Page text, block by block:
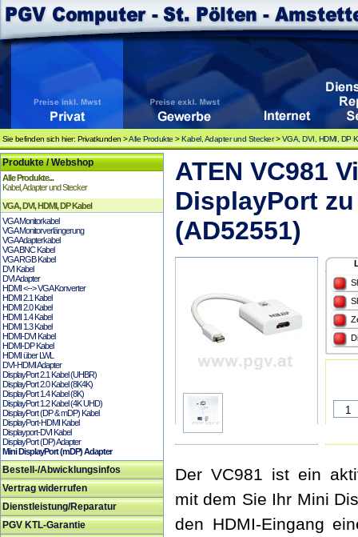
Sie befinden sich hier: Privatkunden >Alle Produkte >Kabel, Adapter und Stecker>VGA, DVI, HDMI, DP
Produkte / Webshop
Alle Produkte...
Kabel, Adapter und Stecker
VGA, DVI, HDMI, DP Kabel
VGA Monitorkabel
VGA Monitorverlängerung
VGA Adapterkabel
VGA BNC Kabel
VGA RGB Kabel
DVI Kabel
DVI Adapter
HDMI <--> VGA Konverter
HDMI 2.1 Kabel
HDMI 2.0 Kabel
HDMI 1.4 Kabel
HDMI 1.3 Kabel
HDMI-DVI Kabel
HDMI-DP Kabel
HDMI über LWL
DVI-HDMI Adapter
DisplayPort 2.1 Kabel (UHBR)
DisplayPort 2.0 Kabel (8K4K)
DisplayPort 1.4 Kabel (8K)
DisplayPort 1.2 Kabel (4K UHD)
DisplayPort (DP & mDP) Kabel
DisplayPort-HDMI Kabel
Displayport-DVI Kabel
DisplayPort (DP) Adapter
Mini DisplayPort (mDP) Adapter
Bestell-/Abwicklungsinfos
Vertrag widerrufen
Dienstleistung/Reparatur
PGV KTL-Garantie
ATEN VC981
DisplayPort
(AD52551)
Der VC981 ist ein
mit dem Sie Ihr Mini
den HDMI-Eingang